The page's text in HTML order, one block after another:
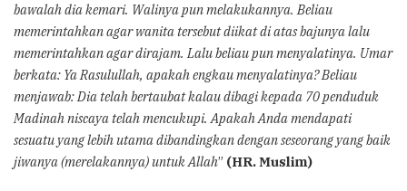
bawalah dia kemari. Walinya pun melakukannya. Beliau
memerintahkan agar wanita tersebut diikat di atas bajunya lalu
memerintahkan agar dirajam. Lalu beliau pun menyalatinya. Umar
berkata: Ya Rasulullah, apakah engkau menyalatinya? Beliau
menjawab: Dia telah bertaubat kalau dibagi kepada 70 penduduk
Madinah niscaya telah mencukupi. Apakah Anda mendapati
sesuatu yang lebih utama dibandingkan dengan seseorang yang baik
jiwanya (merelakannya) untuk Allah” (HR. Muslim)